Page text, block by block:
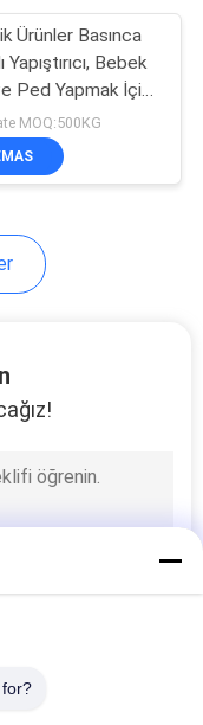
Ürünler Basınca
Yapıştırıcı, Bebek
Ped Yapmak İçin
MOQ:500KG